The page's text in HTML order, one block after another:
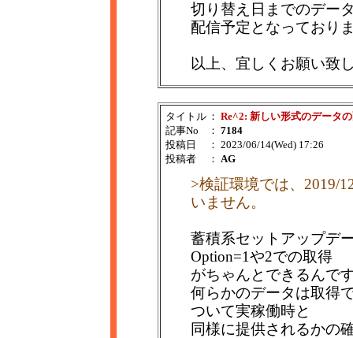
切り替え日までのデー
配信予定となっており
以上、宜しくお願い致
タイトル ： Re^2: 新しい形式のデータ
記事No
： 7184
投稿日
： 2023/06/14(Wed) 17:26
投稿者
： AG
>検証環境では、2019/
いません。
蓄積系セットアップデ
Option=1や2での取得
がちゃんとできるんで
何らかのデータは取得
ついて実稼働時と
同様に提供されるかの